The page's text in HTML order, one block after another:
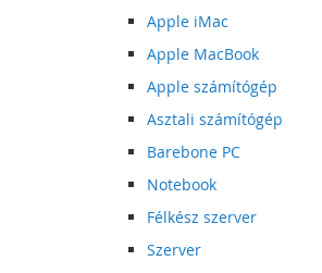
Apple iMac
Apple MacBook
Apple számítógép
Asztali számítógép
Barebone PC
Notebook
Félkész szerver
Szerver